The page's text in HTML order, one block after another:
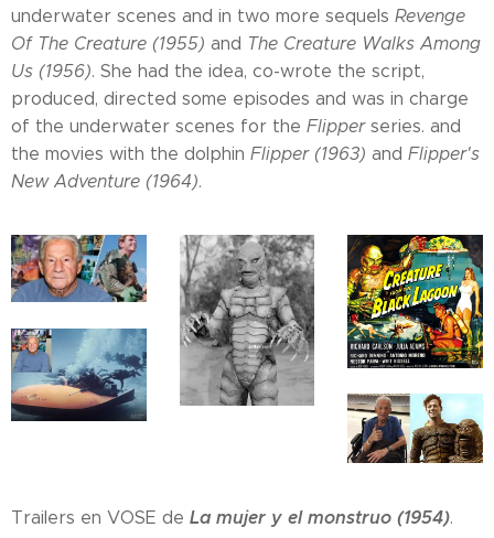
underwater scenes and in two more sequels Revenge
Of The Creature (1955) and The Creature Walks Among
Us (1956). She had the idea, co-wrote the script,
produced, directed some episodes and was in charge
of the underwater scenes for the Flipperseries. and
the movies with the dolphin Flipper (1963) and Flipper's
New Adventure (1964).
Trailers en VOSE de La mujer y el monstruo (1954).